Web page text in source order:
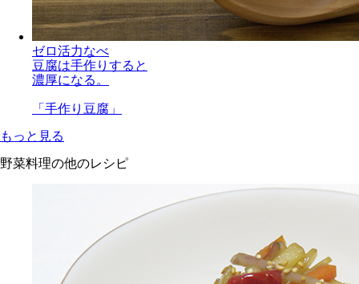
ゼロ活力なべ
豆腐は手作りすると
濃厚になる。
「手作り豆腐」
もっと見る
野菜料理の他のレシピ